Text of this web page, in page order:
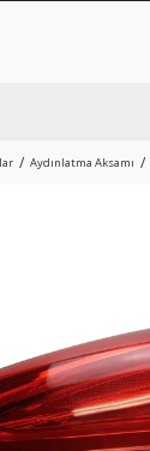
Aydınlatma Aksamı